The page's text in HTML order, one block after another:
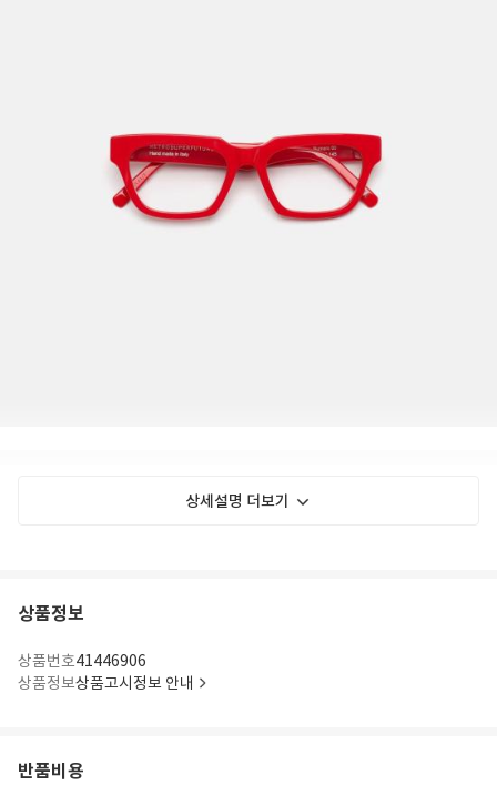
상세설명 더보기
상품정보
상품번호41446906
상품정보상품고시정보 안내
반품비용